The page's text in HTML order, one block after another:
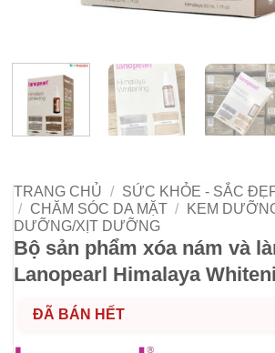
TRANG CHỦ / SỨC KHỎE - SẮC
/
CHĂM SÓC DA MẶT /
KEM
DƯỠNG/XỊT DƯỠNG
Bộ sản phẩm xóa nám và
Lanopearl Himalaya
ĐÃ BÁN HẾT